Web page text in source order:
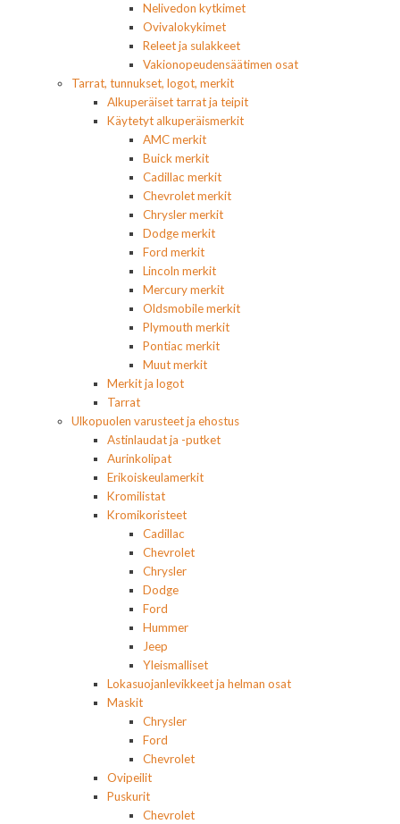
Nelivedon kytkimet
Ovivalokykimet
Releet ja sulakkeet
Vakionopeudensäätimen osat
Tarrat, tunnukset, logot, merkit
Alkuperäiset tarrat ja teipit
Käytetyt alkuperäismerkit
AMC merkit
Buick merkit
Cadillac merkit
Chevrolet merkit
Chrysler merkit
Dodge merkit
Ford merkit
Lincoln merkit
Mercury merkit
Oldsmobile merkit
Plymouth merkit
Pontiac merkit
Muut merkit
Merkit ja logot
Tarrat
Ulkopuolen varusteet ja ehostus
Astinlaudat ja -putket
Aurinkolipat
Erikoiskeulamerkit
Kromilistat
Kromikoristeet
Cadillac
Chevrolet
Chrysler
Dodge
Ford
Hummer
Jeep
Yleismalliset
Lokasuojanlevikkeet ja helman osat
Maskit
Chrysler
Ford
Chevrolet
Ovipeilit
Puskurit
Chevrolet